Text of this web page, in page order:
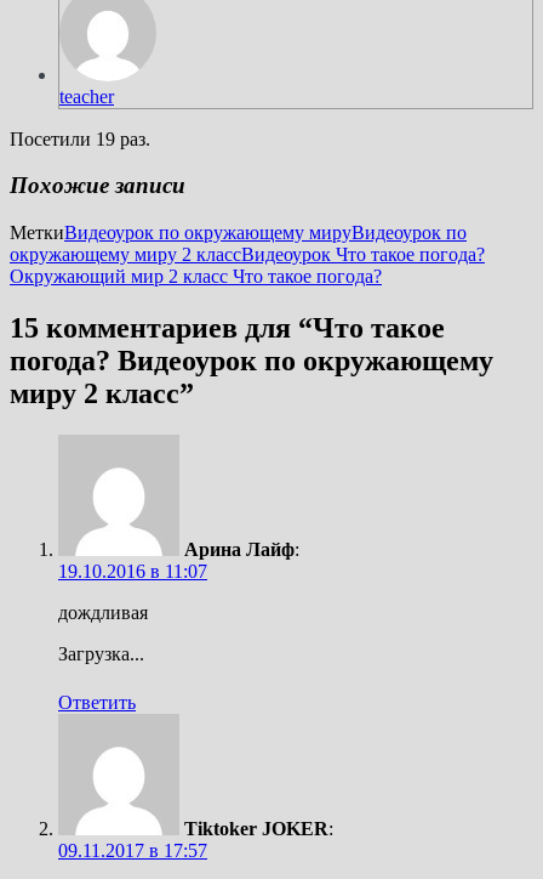
teacher
Посетили 19 раз.
Похожие записи
МеткиВидеоурок по окружающему мируВидеоурок по
окружающему миру 2 классВидеоурок Что такое погода?
Окружающий мир 2 класс Что такое погода?
15 комментариев для “Что такое
погода? Видеоурок по окружающему
миру 2 класс”
Арина Лайф:
19.10.2016 в 11:07
дождливая
Загрузка...
Ответить
Tiktoker JOKER:
09.11.2017 в 17:57